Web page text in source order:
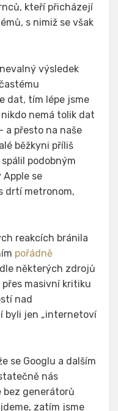
kteří přicházejí
s nimiž se však
výsledek
dat, tím lépe jsme
nemá tolik dat
a přesto na naše
běžkyni příliš
podobným
se
drtí metronom,
reakcích bránila
pořádně
některých zdrojů
přes masivní kritiku
nad
byli jen „internetoví
se Googlu a dalším
nás
bez generátorů
zatím jsme